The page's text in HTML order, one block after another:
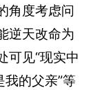
角度考虑问
逆天改命为
可见“现实中
我的父亲”等